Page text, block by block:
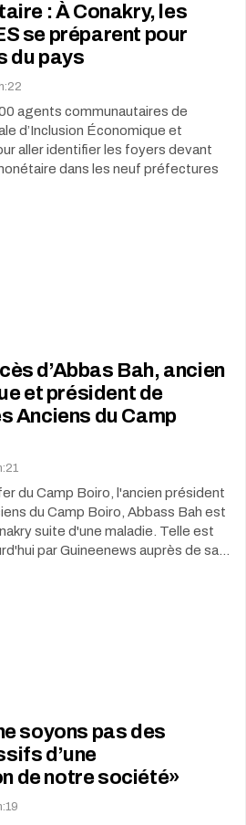
: À Conakry, les
se préparent pour
du pays
agents communautaires de
d’Inclusion Économique et
aller identifier les foyers devant
dans les neuf préfectures
d’Abbas Bah, ancien
et président de
Anciens du Camp
du Camp Boiro, l'ancien président
du Camp Boiro, Abbass Bah est
suite d'une maladie. Telle est
par Guineenews auprès de sa…
soyons pas des
d’une
de notre société»